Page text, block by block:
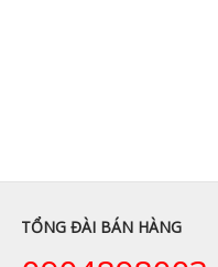
TỔNG ĐÀI BÁN HÀNG